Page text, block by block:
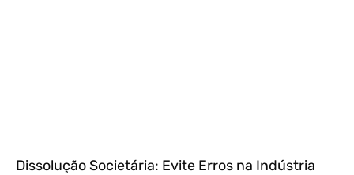
Dissolução Societária: Evite Erros na Indústria